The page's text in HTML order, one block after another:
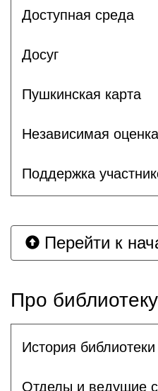
Доступная среда
Досуг
Пушкинская карта
Независимая
Поддержка
Перейти к
Про библиотеку
История библиотеки
Отделы и ведущие